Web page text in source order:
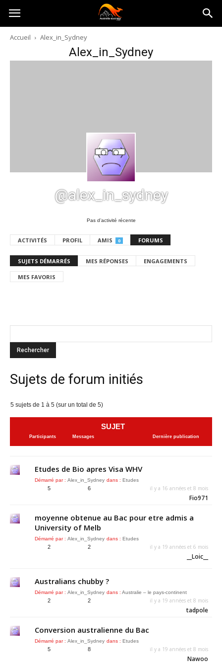
Australia-
australie.com
Accueil Alex_in_Sydney
Alex_in_Sydney
@alex_in_sydney
Pas d’activité récente
ACTIVITÉS PROFIL AMIS 0 FORUMS
SUJETS DÉMARRÉS MES RÉPONSES ENGAGEMENTS
MES FAVORIS
Sujets de forum initiés
5 sujets de 1 à 5 (sur un total de 5)
SUJET
Participants Messages Dernière publication
Etudes de Bio apres Visa WHV
Démarré par : Alex_in_Sydney dans : Etudes
5 6 il y a 16 années et 8 mois
Fio971
moyenne obtenue au Bac pour etre admis a
University of Melb
Démarré par : Alex_in_Sydney dans : Etudes
2 2 il y a 19 années et 6 mois
__Loic__
Australians chubby ?
Démarré par : Alex_in_Sydney dans : Australie – le pays-continent
2 2 il y a 19 années et 8 mois
tadpole
Conversion australienne du Bac
Démarré par : Alex_in_Sydney dans : Etudes
5 8 il y a 19 années et 8 mois
Nawoo